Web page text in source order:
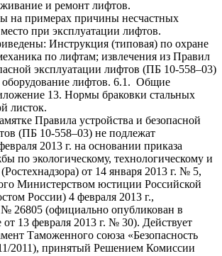
и ремонт лифтов.
на примерах причины несчастных
при эксплуатации лифтов.
Инструкция (типовая) по охране
по лифтам; извлечения из Правил
эксплуатации лифтов (ПБ 10-558–03)
оборудование лифтов. 6.1. Общие
13. Нормы браковки стальных
листок.
Правила устройства и безопасной
(ПБ 10-558–03) не подлежат
2013 г. на основании приказа
по экологическому, технологическому и
от 14 января 2013 г. № 5,
Министерством юстиции Российской
России) 4 февраля 2013 г.,
26805 (официально опубликован в
от 13 февраля 2013 г. № 30). Действует
Таможенного союза «Безопасность
2011), принятый Решением Комиссии